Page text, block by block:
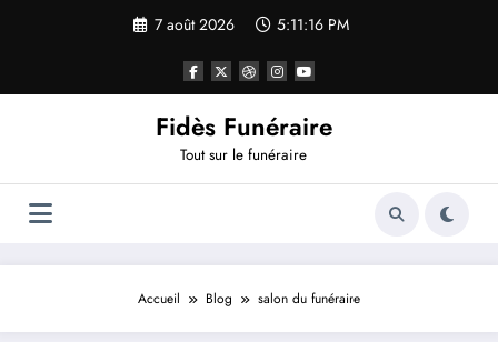
7 août 2026 5:11:16 PM
Fidès Funéraire
Tout sur le funéraire
Accueil Blog salon du funéraire